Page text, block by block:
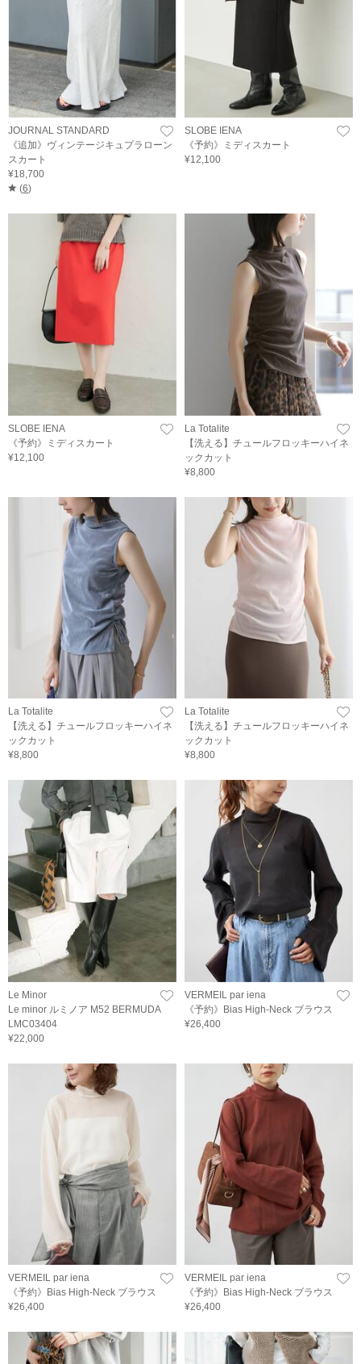
JOURNAL STANDARD
《追加》ヴィンテージキュプラローン
スカート
¥18,700
(6)
SLOBE IENA
《予約》ミディスカート
¥12,100
SLOBE IENA
《予約》ミディスカート
¥12,100
La Totalite
【洗える】チュールフロッキーハイネ
ックカット
¥8,800
La Totalite
【洗える】チュールフロッキーハイネ
ックカット
¥8,800
La Totalite
【洗える】チュールフロッキーハイネ
ックカット
¥8,800
Le Minor
Le minor ルミノア M52 BERMUDA
LMC03404
¥22,000
VERMEIL par iena
《予約》Bias High-Neck ブラウス
¥26,400
VERMEIL par iena
《予約》Bias High-Neck ブラウス
¥26,400
VERMEIL par iena
《予約》Bias High-Neck ブラウス
¥26,400